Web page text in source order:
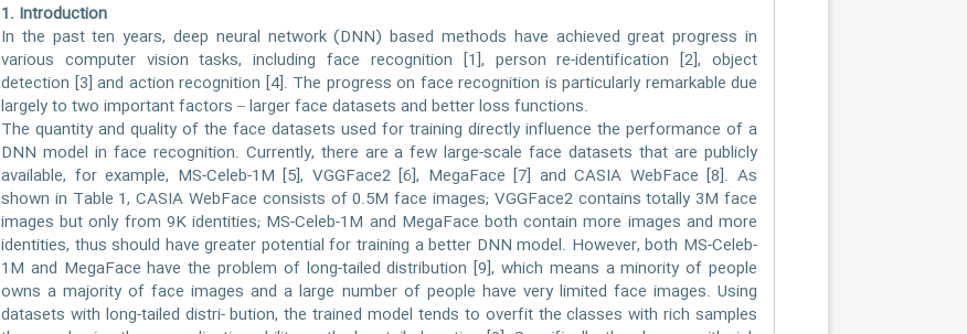
1. Introduction
In the past ten years, deep neural network (DNN) based methods have achieved great progress in
various computer vision tasks, including face recognition [1], person re-identification [2], object
detection [3] and action recognition [4]. The progress on face recognition is particularly remarkable due
largely to two important factors – larger face datasets and better loss functions.
The quantity and quality of the face datasets used for training directly influence the performance of a
DNN model in face recognition. Currently, there are a few large-scale face datasets that are publicly
available, for example, MS-Celeb-1M [5], VGGFace2 [6], MegaFace [7] and CASIA WebFace [8]. As
shown in Table 1, CASIA WebFace consists of 0.5M face images; VGGFace2 contains totally 3M face
images but only from 9K identities; MS-Celeb-1M and MegaFace both contain more images and more
identities, thus should have greater potential for training a better DNN model. However, both MS-Celeb-
1M and MegaFace have the problem of long-tailed distribution [9], which means a minority of people
owns a majority of face images and a large number of people have very limited face images. Using
datasets with long-tailed distri- bution, the trained model tends to overfit the classes with rich samples